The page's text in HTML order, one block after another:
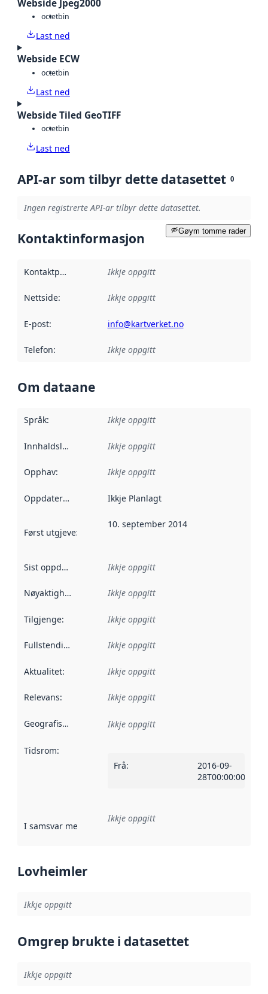
Webside Jpeg2000
octetbin
Last ned
Webside ECW
octetbin
Last ned
Webside Tiled GeoTIFF
octetbin
Last ned
API-ar som tilbyr dette datasettet 0
Ingen registrerte API-ar tilbyr dette datasettet.
Gøym tomme rader
Kontaktinformasjon
Kontaktpunkt Ikkje oppgitt
Nettside: Ikkje oppgitt
E-post: info@kartverket.no
Telefon: Ikkje oppgitt
Om dataane
Språk: Ikkje oppgitt
Innhaldsleverandørar :
Ikkje oppgitt
Opphav: Ikkje oppgitt
Oppdateringsfrekvens :
Ikkje Planlagt
Først utgjeve: Denne datoen seier når dataa i dette
10. september 2014
Sist oppdatert Ikkje oppgitt
Nøyaktigheit Ikkje oppgitt
Tilgjenge: Ikkje oppgitt
Fullstendigheit Ikkje oppgitt
Aktualitet: Ikkje oppgitt
Relevans: Ikkje oppgitt
Geografisk område Ikkje oppgitt
Tidsrom:
Frå:
2016-09-
28T00:00:00Z
I samsvar med Referanse til ei implementeringsregel eller
Ikkje oppgitt
Lovheimler
Ikkje oppgitt
Omgrep brukte i datasettet
Ikkje oppgitt